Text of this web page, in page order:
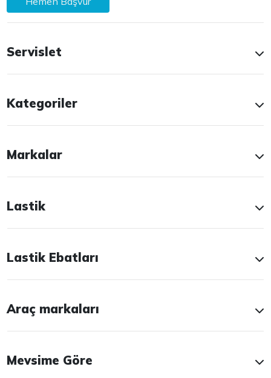
Servislet
Kategoriler
Markalar
Lastik
Lastik Ebatları
Araç markaları
Mevsime Göre